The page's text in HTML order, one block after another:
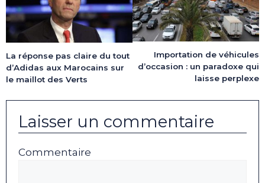
La réponse pas claire du tout
d’Adidas aux Marocains sur
le maillot des Verts
Importation de véhicules
d’occasion : un paradoxe qui
laisse perplexe
Laisser un commentaire
Commentaire